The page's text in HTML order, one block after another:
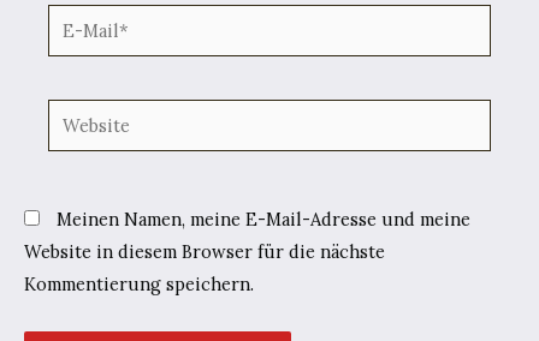
E-
Mail*
Website
Meinen Namen, meine E-Mail-Adresse und meine
Website in diesem Browser für die nächste
Kommentierung speichern.